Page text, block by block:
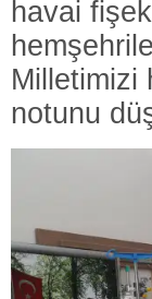
havai
Milletimizi
notunu